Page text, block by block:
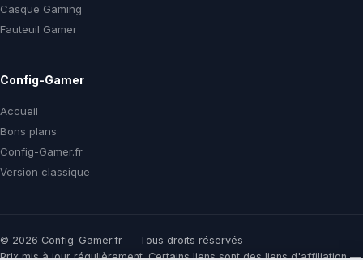
Casque Gaming
Fauteuil Gamer
Config-Gamer
Accueil
Bons plans
Config-Gamer.fr
Version classique
© 2026 Config-Gamer.fr — Tous droits réservés
Prix mis à jour régulièrement. Certains liens sont des liens d'affiliation —